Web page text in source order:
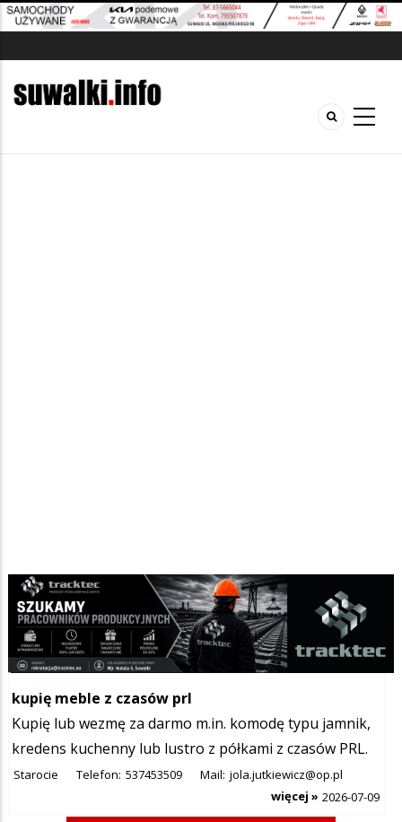
Szukana fraza w ogłoszeniach
kupię meble z czasów prl
Kupię lub wezmę za darmo m.in. komodę typu jamnik,
kredens kuchenny lub lustro z półkami z czasów PRL.
Starocie Telefon: 537453509 Mail: jola.jutkiewicz@op.pl
2026-07-09
więcej »